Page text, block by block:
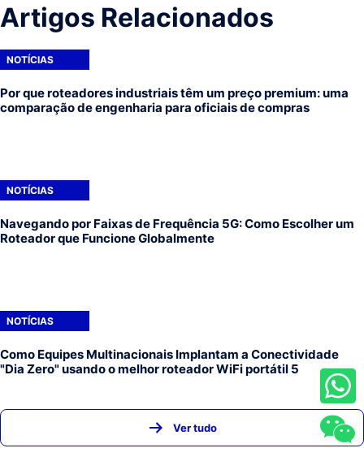
Artigos Relacionados
NOTÍCIAS
Por que roteadores industriais têm um preço premium: uma
comparação de engenharia para oficiais de compras
NOTÍCIAS
Navegando por Faixas de Frequência 5G: Como Escolher um
Roteador que Funcione Globalmente
NOTÍCIAS
Como Equipes Multinacionais Implantam a Conectividade
"Dia Zero" usando o melhor roteador WiFi portátil 5
Ver tudo